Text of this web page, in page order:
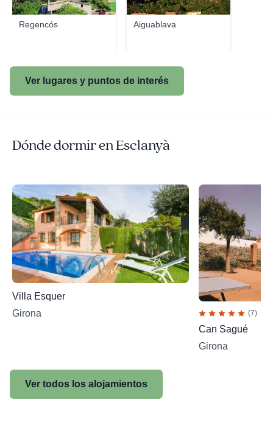
Regencós Aiguablava
Ver lugares y puntos de interés
Dónde dormir en Esclanyà
Villa Esquer
Girona
(7)
Can Sagué
Girona
Ver todos los alojamientos